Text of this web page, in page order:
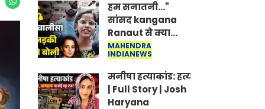
हम सनातनी..."
सांसद kangana
Ranaut से क्या
बोली लड़की? Viral
Jantar-Mantar |
CJP protest
MAHENDRA
INDIANEWS
मनीषा हत्याकांड: हत्या, आत्महत्या या
| Full Story | Josh
Haryana